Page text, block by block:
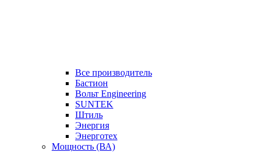
Все производитель
Бастион
Вольт Engineering
SUNTEK
Штиль
Энергия
Энерготех
Мощность (ВА)